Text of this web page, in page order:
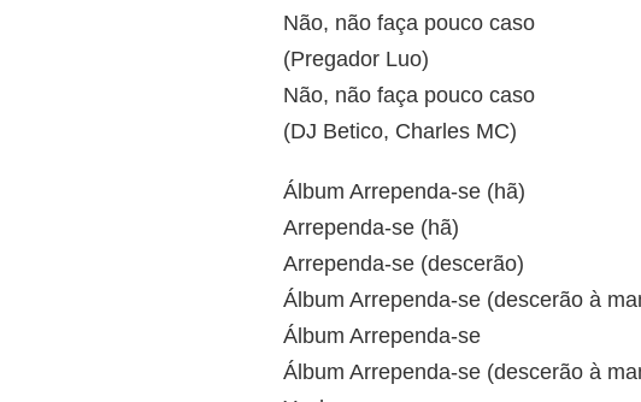
Não, não faça pouco caso
(Pregador Luo)
Não, não faça pouco caso
(DJ Betico, Charles MC)
Álbum Arrependa-se (hã)
Arrependa-se (hã)
Arrependa-se (descerão)
Álbum Arrependa-se (descerão à
Álbum Arrependa-se
Álbum Arrependa-se (descerão à